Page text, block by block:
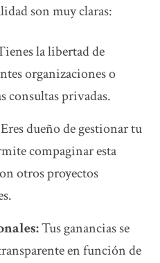
son muy claras:
la libertad de
organizaciones o
consultas privadas.
Eres dueño de gestionar tu
compaginar esta
otros proyectos
Tus ganancias se
en función de